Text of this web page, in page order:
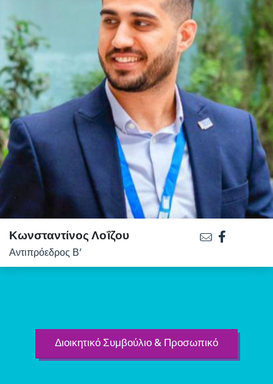
Κωνσταντίνος Λοΐζου
Αντιπρόεδρος Β’
Διοικητικό Συμβούλιο & Προσωπικό